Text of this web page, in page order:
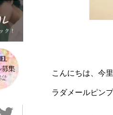
こんにちは、今
ラダメールピン